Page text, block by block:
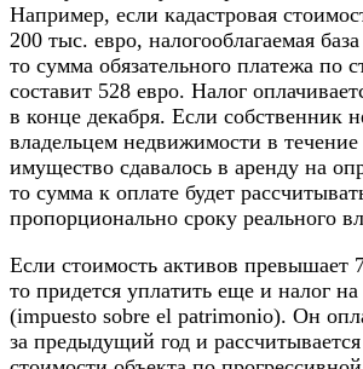
Например, если кадастровая
200 тыс. евро, налогооблагаемая
то сумма обязательного платежа по
составит 528 евро. Налог
в конце декабря. Если собственник
владельцем недвижимости в течение
имущество сдавалось в аренду на
то сумма к оплате будет
пропорционально сроку реального
Если стоимость активов превышает
то придется уплатить еще и налог на
(impuesto sobre el patrimonio). Он
за предыдущий год и